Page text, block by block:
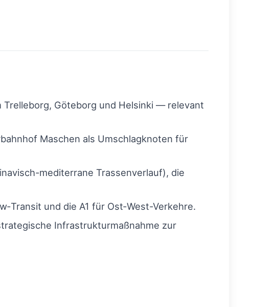
Göteborg und Helsinki — relevant
Maschen als Umschlagknoten für
mediterrane Trassenverlauf), die
und die A1 für Ost‑West-Verkehre.
Infrastrukturmaßnahme zur